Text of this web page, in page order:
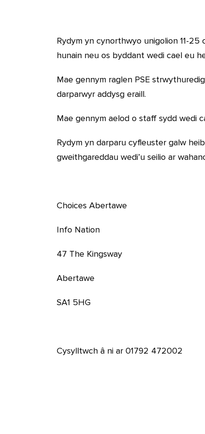
Rydym yn cynorthwyo unigolion 11-
hunain neu os byddant wedi cael eu
Mae gennym raglen PSE
darparwyr addysg eraill.
Mae gennym aelod o staff sydd wedi
Rydym yn darparu cyfleuster galw
gweithgareddau wedi’u seilio ar
Choices Abertawe
Info Nation
47 The Kingsway
Abertawe
SA1 5HG
Cysylltwch â ni ar 01792 472002